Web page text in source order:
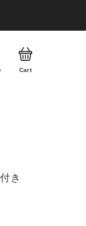
Cart
き